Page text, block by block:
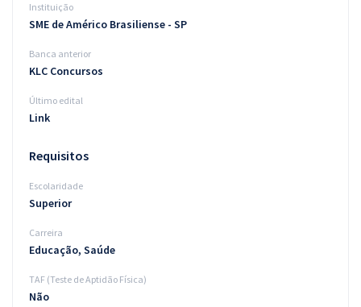
BlogInstituição
SME de Américo Brasiliense - SP
Banca anterior
KLC Concursos
Último edital
Link
Requisitos
Escolaridade
Superior
Carreira
Educação, Saúde
TAF (Teste de Aptidão Física)
Não